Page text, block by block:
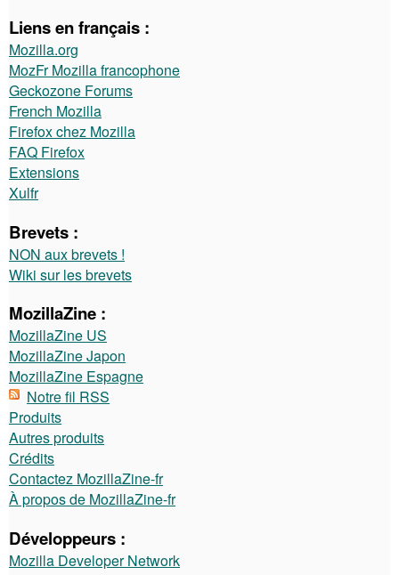
Liens en français :
Mozilla.org
MozFr Mozilla francophone
Geckozone Forums
French Mozilla
Firefox chez Mozilla
FAQ Firefox
Extensions
Xulfr
Brevets :
NON aux brevets !
Wiki sur les brevets
MozillaZine :
MozillaZine US
MozillaZine Japon
MozillaZine Espagne
Notre fil RSS
Produits
Autres produits
Crédits
Contactez MozillaZine-fr
À propos de MozillaZine-fr
Développeurs :
Mozilla Developer Network